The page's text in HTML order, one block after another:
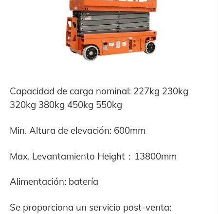
Capacidad de carga nominal: 227kg 230kg
320kg 380kg 450kg 550kg
Min. Altura de elevación: 600mm
Max. Levantamiento Height：13800mm
Alimentación: batería
Se proporciona un servicio post-venta: